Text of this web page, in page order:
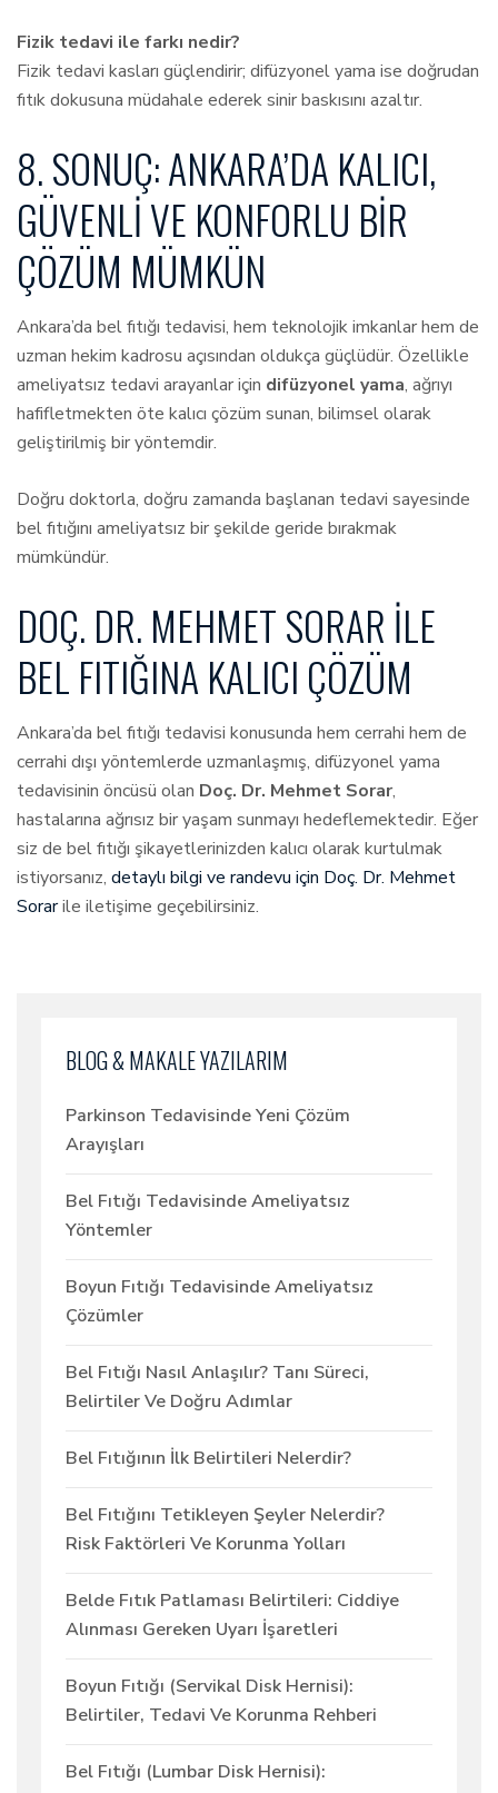
BLOG & MAKALE YAZILARIM
Parkinson Tedavisinde Yeni Çözüm
Arayışları
Bel Fıtığı Tedavisinde Ameliyatsız
Yöntemler
Boyun Fıtığı Tedavisinde Ameliyatsız
Çözümler
Bel Fıtığı Nasıl Anlaşılır? Tanı Süreci,
Belirtiler Ve Doğru Adımlar
Bel Fıtığının İlk Belirtileri Nelerdir?
Bel Fıtığını Tetikleyen Şeyler Nelerdir?
Risk Faktörleri Ve Korunma Yolları
Belde Fıtık Patlaması Belirtileri: Ciddiye
Alınması Gereken Uyarı İşaretleri
Boyun Fıtığı (Servikal Disk Hernisi):
Belirtiler, Tedavi Ve Korunma Rehberi
Bel Fıtığı (Lumbar Disk Hernisi):
Fizik tedavi ile farkı nedir?
Fizik tedavi kasları güçlendirir; difüzyonel yama ise doğrudan
fıtık dokusuna müdahale ederek sinir baskısını azaltır.
8. SONUÇ: ANKARA’DA KALICI,
GÜVENLI VE KONFORLU BIR
ÇÖZÜM MÜMKÜN
Ankara’da bel fıtığı tedavisi, hem teknolojik imkanlar hem de
uzman hekim kadrosu açısından oldukça güçlüdür. Özellikle
ameliyatsız tedavi arayanlar için difüzyonel yama, ağrıyı
hafifletmekten öte kalıcı çözüm sunan, bilimsel olarak
geliştirilmiş bir yöntemdir.
Doğru doktorla, doğru zamanda başlanan tedavi sayesinde
bel fıtığını ameliyatsız bir şekilde geride bırakmak
mümkündür.
DOÇ. DR. MEHMET SORAR ILE
BEL FITIĞINA KALICI ÇÖZÜM
Ankara’da bel fıtığı tedavisi konusunda hem cerrahi hem de
cerrahi dışı yöntemlerde uzmanlaşmış, difüzyonel yama
tedavisinin öncüsü olan Doç. Dr. Mehmet Sorar,
hastalarına ağrısız bir yaşam sunmayı hedeflemektedir. Eğer
siz de bel fıtığı şikayetlerinizden kalıcı olarak kurtulmak
istiyorsanız, detaylı bilgi ve randevu için Doç. Dr. Mehmet
Sorarile iletişime geçebilirsiniz.